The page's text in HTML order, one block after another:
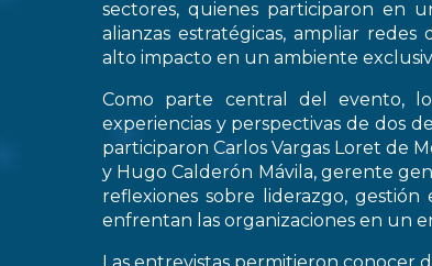
sectores, quienes participaron en
alianzas estratégicas, ampliar
alto impacto en un ambiente
Como parte central del evento,
experiencias y perspectivas de dos
participaron Carlos Vargas Loret de
y Hugo Calderón Mávila, gerente
reflexiones sobre liderazgo,
enfrentan las organizaciones en un
Las entrevistas permitieron conocer